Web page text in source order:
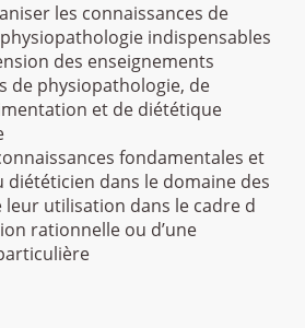
les connaissances de
indispensables
des enseignements
de physiopathologie, de
et de diététique
fondamentales et
diététicien dans le domaine des
leur utilisation dans le cadre d
rationnelle ou d’une